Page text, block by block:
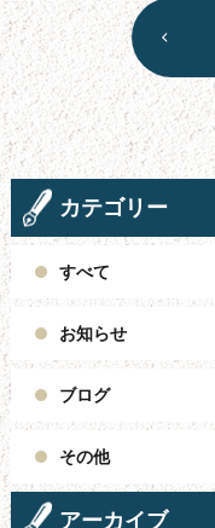
カテゴリー
すべて
お知らせ
ブログ
その他
アーカイブ